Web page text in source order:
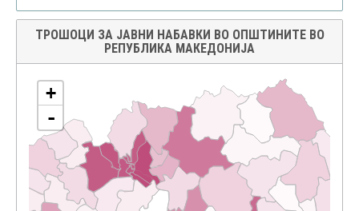
ТРОШОЦИ ЗА ЈАВНИ НАБАВКИ ВО ОПШТИНИТЕ ВО
РЕПУБЛИКА МАКЕДОНИЈА
+
-